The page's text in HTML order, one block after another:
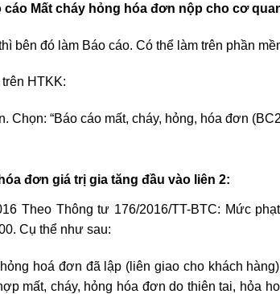
cáo Mất cháy hỏng hóa đơn nộp cho cơ
bên đó làm Báo cáo. Có thể làm trên phần
HTKK:
Chọn: “Báo cáo mất, cháy, hỏng, hóa đơn
đơn giá trị gia tăng đầu vào liên 2:
Theo Thông tư 176/2016/TT-BTC: Mức
Cụ thể như sau:
hoá đơn đã lập (liên giao cho khách
mất, cháy, hỏng hóa đơn do thiên tai, hỏa